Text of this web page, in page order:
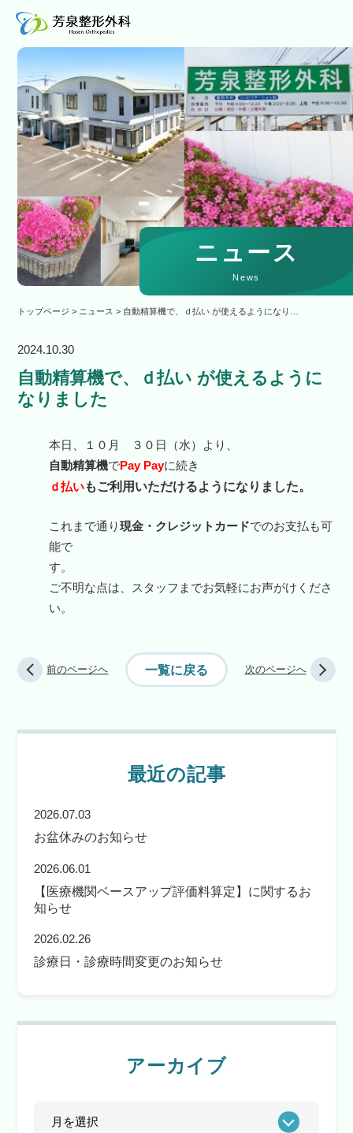
ニュース
News
トップページ > ニュース > 自動精算機で、ｄ払い が使えるようになり…
2024.10.30
自動精算機で、ｄ払い が使えるように
なりました
本日、１０月 ３０日（水）より、
自動精算機でPay Payに続き
ｄ払いもご利用いただけるようになりました。
これまで通り現金・クレジットカードでのお支払も可
能で
す
ご不明な点は、スタッフまでお気軽にお声がけくださ
い。
前のページへ 一覧に戻る 次のページへ
最近の記事
2026.07.03
お盆休みのお知らせ
2026.06.01
【医療機関ベースアップ評価料算定】に関するお
知らせ
2026.02.26
診療日・診療時間変更のお知らせ
アーカイブ